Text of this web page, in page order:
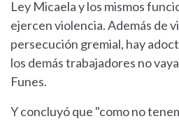
Ley Micaela y los mismos
ejercen violencia. Además de
persecución gremial, hay
los demás trabajadores no
Funes.
Y concluyó que "como no